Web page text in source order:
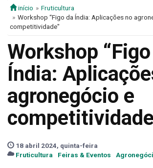
início
Fruticultura
Workshop “Figo da Índia: Aplicações no
competitividade"
Workshop
Índia:
agronegócio e
18 abril 2024, quinta-feira
Fruticultura
Feiras & Eventos